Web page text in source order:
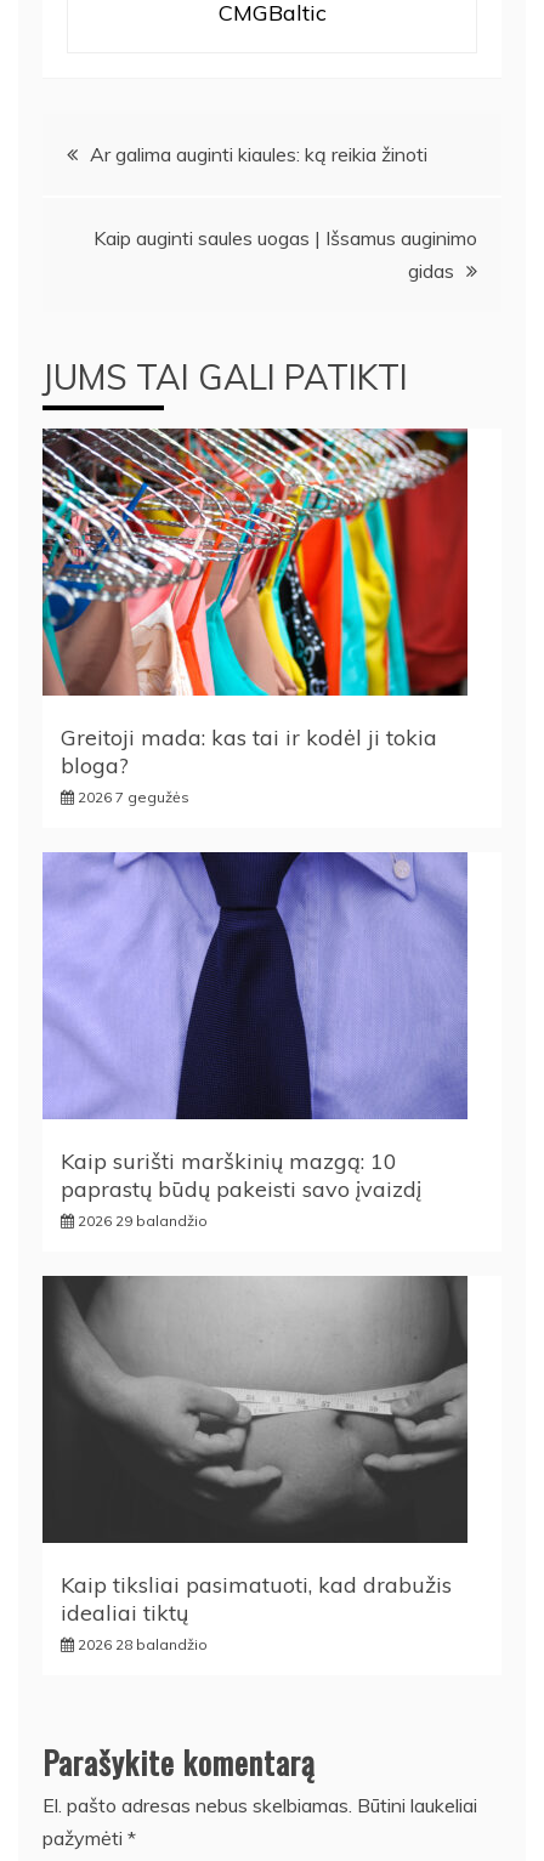
CMGBaltic
Navigacija
Ar galima auginti kiaules: ką reikia žinoti
Kaip auginti saules uogas | Išsamus auginimo
gidas
JUMS TAI GALI PATIKTI
Greitoji mada: kas tai ir kodėl ji tokia
bloga?
2026 7 gegužės
Kaip surišti marškinių mazgą: 10
paprastų būdų pakeisti savo įvaizdį
2026 29 balandžio
Kaip tiksliai pasimatuoti, kad drabužis
idealiai tiktų
2026 28 balandžio
Parašykite komentarą
El. pašto adresas nebus skelbiamas. Būtini laukeliai
pažymėti *